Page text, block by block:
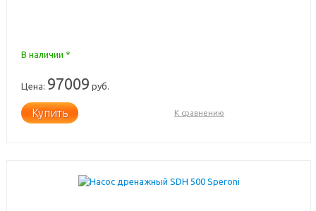
В наличии *
Цена: 97009 руб.
Купить К сравнению